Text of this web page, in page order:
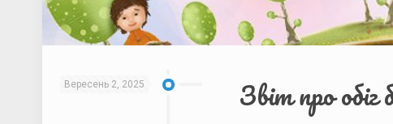
Вересень 2, 2025 Звіт про